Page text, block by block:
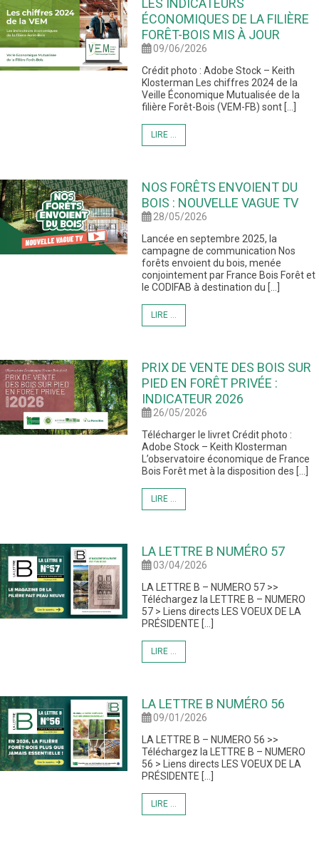
LES INDICATEURS
ÉCONOMIQUES DE LA FILIÈRE
FORÊT-BOIS MIS À JOUR
09/06/2026
Crédit photo : Adobe Stock – Keith
Klosterman Les chiffres 2024 de la
Veille Économique Mutualisée de la
filière Forêt-Bois (VEM-FB) sont […]
LIRE ...
NOS FORÊTS ENVOIENT DU
BOIS : NOUVELLE VAGUE TV
28/05/2026
Lancée en septembre 2025, la
campagne de communication Nos
forêts envoient du bois, menée
conjointement par France Bois Forêt et
le CODIFAB à destination du […]
LIRE ...
PRIX DE VENTE DES BOIS SUR
PIED EN FORÊT PRIVÉE :
INDICATEUR 2026
26/05/2026
Télécharger le livret Crédit photo :
Adobe Stock – Keith Klosterman
L’observatoire économique de France
Bois Forêt met à la disposition des […]
LIRE ...
LA LETTRE B NUMÉRO 57
03/04/2026
LA LETTRE B – NUMERO 57 >>
Téléchargez la LETTRE B – NUMERO
57 > Liens directs LES VOEUX DE LA
PRÉSIDENTE […]
LIRE ...
LA LETTRE B NUMÉRO 56
09/01/2026
LA LETTRE B – NUMERO 56 >>
Téléchargez la LETTRE B – NUMERO
56 > Liens directs LES VOEUX DE LA
PRÉSIDENTE […]
LIRE ...